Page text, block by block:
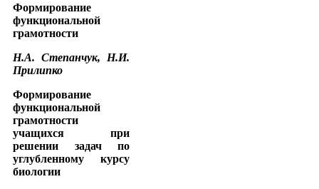
Формирование
функциональной
грамотности
Н.А. Степанчук, Н.И.
Прилипко
Формирование
функциональной
грамотности
учащихся при
решении задач по
углубленному курсу
биологии